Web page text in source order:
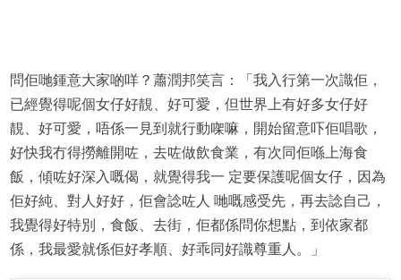
問佢哋鍾意大家啲咩？蕭潤邦笑言：「我入行第一次識佢，
已經覺得呢個女仔好靚、好可愛，但世界上有好多女仔好
靚、好可愛，唔係一見到就行動㗎嘛，開始留意吓佢唱歌，
好快我冇得撈離開咗，去咗做飲食業，有次同佢喺上海食
飯，傾咗好深入嘅偈，就覺得我一 定要保護呢個女仔，因為
佢好純、對人好好，佢會諗咗人 哋嘅感受先，再去諗自己，
我覺得好特別，食飯、去街，佢都係問你想點，到依家都
係，我最愛就係佢好孝順、好乖同好識尊重人。」